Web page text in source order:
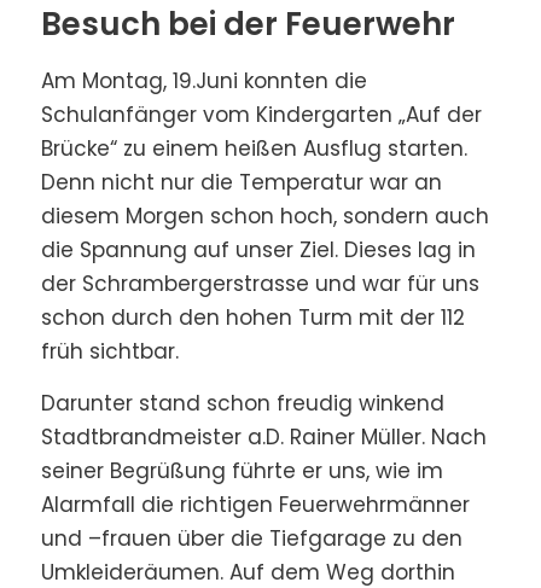
Besuch bei der Feuerwehr
Am Montag, 19.Juni konnten die
Schulanfänger vom Kindergarten „Auf der
Brücke“ zu einem heißen Ausflug starten.
Denn nicht nur die Temperatur war an
diesem Morgen schon hoch, sondern auch
die Spannung auf unser Ziel. Dieses lag in
der Schrambergerstrasse und war für uns
schon durch den hohen Turm mit der 112
früh sichtbar.
Darunter stand schon freudig winkend
Stadtbrandmeister a.D. Rainer Müller. Nach
seiner Begrüßung führte er uns, wie im
Alarmfall die richtigen Feuerwehrmänner
und –frauen über die Tiefgarage zu den
Umkleideräumen. Auf dem Weg dorthin